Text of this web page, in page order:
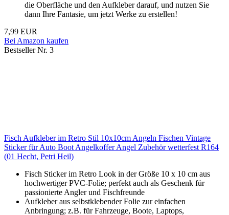
die Oberfläche und den Aufkleber darauf, und nutzen Sie
dann Ihre Fantasie, um jetzt Werke zu erstellen!
7,99 EUR
Bei Amazon kaufen
Bestseller Nr. 3
Fisch Aufkleber im Retro Stil 10x10cm Angeln Fischen Vintage
Sticker für Auto Boot Angelkoffer Angel Zubehör wetterfest R164
(01 Hecht, Petri Heil)
Fisch Sticker im Retro Look in der Größe 10 x 10 cm aus
hochwertiger PVC-Folie; perfekt auch als Geschenk für
passionierte Angler und Fischfreunde
Aufkleber aus selbstklebender Folie zur einfachen
Anbringung; z.B. für Fahrzeuge, Boote, Laptops,